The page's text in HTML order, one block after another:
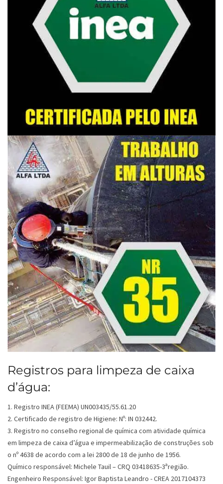
Registros para limpeza de caixa
d’água:
1. Registro INEA (FEEMA) UN003435/55.61.20
2. Certificado de registro de Higiene: Nº: IN 032442.
3. Registro no conselho regional de química com atividade química
em limpeza de caixa d’água e impermeabilização de construções sob
o nº 4638 de acordo com a lei 2800 de 18 de junho de 1956.
Químico responsável: Michele Tauil – CRQ 03418635-3ªregião.
Engenheiro Responsável: Igor Baptista Leandro - CREA 2017104373